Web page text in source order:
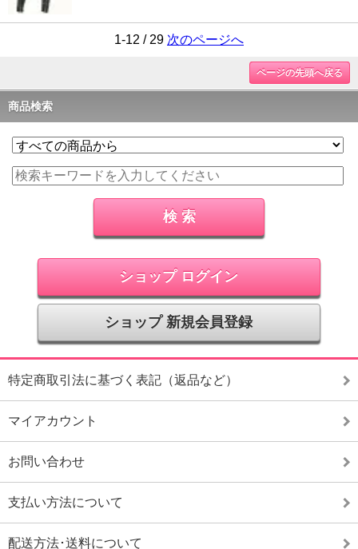
1-12 / 29 次のページへ
ページの先頭へ戻る
商品検索
ショップ ログイン
ショップ 新規会員登録
特定商取引法に基づく表記（返品など）
マイアカウント
お問い合わせ
支払い方法について
配送方法･送料について